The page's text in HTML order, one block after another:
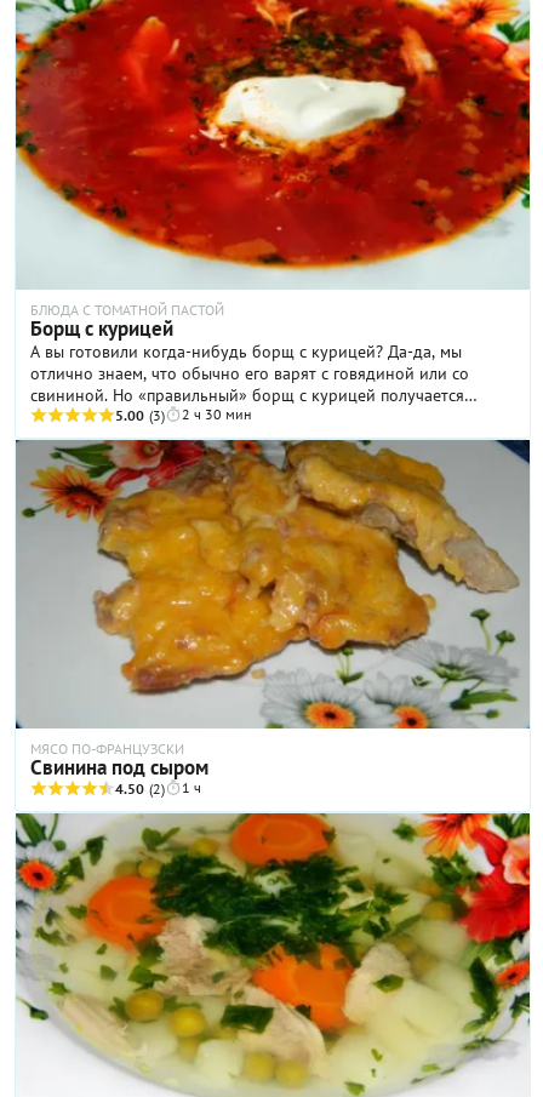
БЛЮДА С ТОМАТНОЙ ПАСТОЙ
Борщ с курицей
А вы готовили когда-нибудь борщ с курицей? Да-да, мы
отлично знаем, что обычно его варят с говядиной или со
свининой. Но «правильный» борщ с курицей получается
ничуть не хуже традиционного, можете поверить. Особенно
если его приготовить по хорошему, многократно
проверенному рецепту, который мы и предлагаем вашему
вниманию прямо сейчас. В состав такого борща входит и
традиционный набор овощей, и сало, и фасоль, и, разумеется,
курица. Можете себе представить, насколько сытным
получается суп! Ну а о вкусе и говорить не приходится: те, кто
знает толк в хорошем борще, разочарованы не будут.
5.00 (3) 2 ч 30 мин
МЯСО ПО-ФРАНЦУЗСКИ
Свинина под сыром
4.50 (2) 1 ч